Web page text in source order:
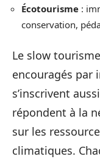
Écotourisme :
conservation,
Le slow
encouragés par
s’inscrivent
répondent à la
sur les
climatiques.